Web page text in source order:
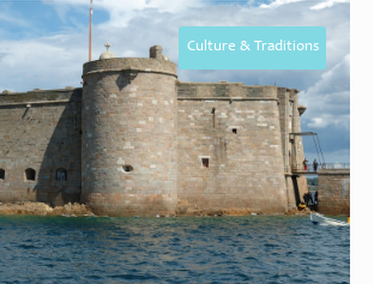
Culture & Traditions